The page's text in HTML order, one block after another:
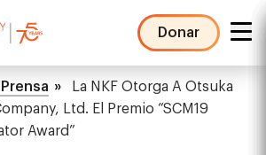
Donar
La NKF Otorga A Otsuka
Ltd. El Premio “SCM19
Award”